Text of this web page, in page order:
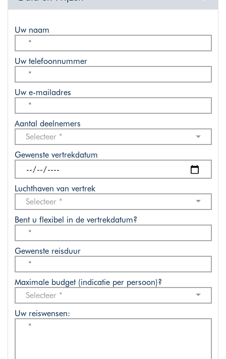
Uw naam
Uw telefoonnummer
Uw e-mailadres
Aantal deelnemers
Selecteer *
Gewenste vertrekdatum
Luchthaven van vertrek
Selecteer *
Bent u flexibel in de vertrekdatum?
Gewenste reisduur
Maximale budget (indicatie per persoon)?
Selecteer *
Uw reiswensen: